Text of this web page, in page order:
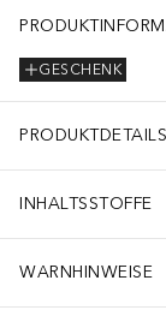
GESCHENK
PRODUKTDETAILS
INHALTSSTOFFE
WARNHINWEISE